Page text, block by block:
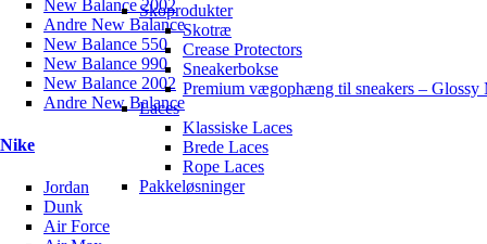
New Balance 2002
Andre New Balance
New Balance 550
New Balance 990
New Balance 2002
Andre New Balance
Nike
Jordan
Dunk
Air Force
Skoprodukter
Skotræ
Crease Protectors
Sneakerbokse
Premium vægophæng til sneakers – Glossy
Laces
Klassiske Laces
Brede Laces
Rope Laces
Pakkeløsninger